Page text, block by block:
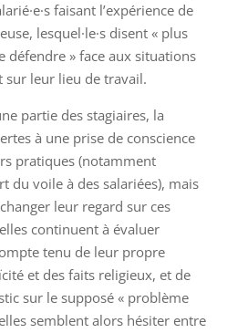
faisant l’expérience de
lesquel·le·s disent « plus
défendre » face aux situations
sur leur lieu de travail.
partie des stagiaires, la
à une prise de conscience
pratiques (notamment
du voile à des salariées), mais
leur regard sur ces
continuent à évaluer
tenu de leur propre
et des faits religieux, et de
sur le supposé « problème
semblent alors hésiter entre